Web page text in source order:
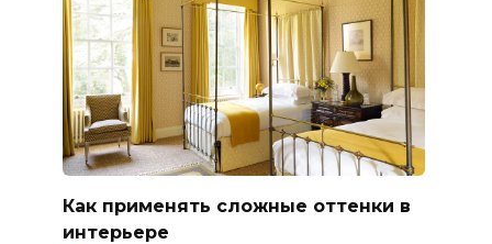
Как применять сложные оттенки в
интерьере